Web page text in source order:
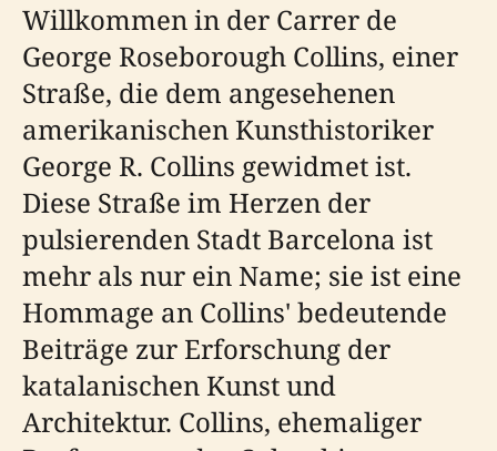
Willkommen in der Carrer de
George Roseborough Collins, einer
Straße, die dem angesehenen
amerikanischen Kunsthistoriker
George R. Collins gewidmet ist.
Diese Straße im Herzen der
pulsierenden Stadt Barcelona ist
mehr als nur ein Name; sie ist eine
Hommage an Collins' bedeutende
Beiträge zur Erforschung der
katalanischen Kunst und
Architektur. Collins, ehemaliger